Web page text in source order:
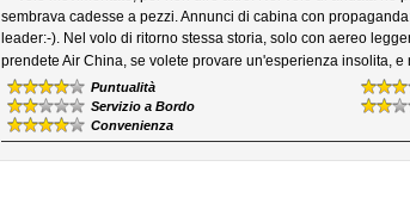
sembrava cadesse a pezzi. Annunci di cabina con
leader:-). Nel volo di ritorno stessa storia, solo con aereo
prendete Air China, se volete provare un'esperienza insolita,
Puntualità
Servizio a Bordo
Convenienza